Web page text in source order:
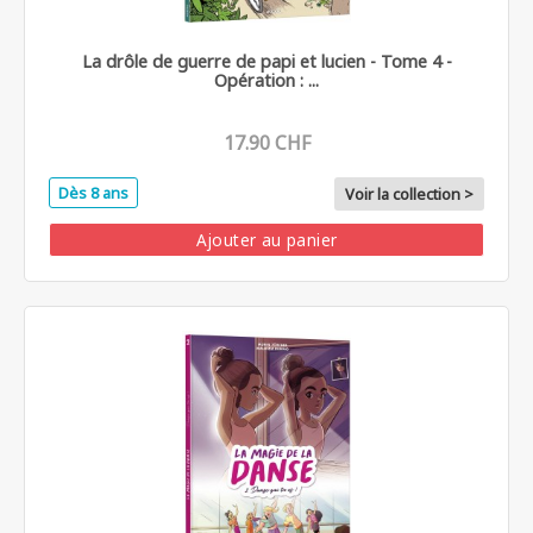
La drôle de guerre de papi et lucien - Tome 4 -
Opération : ...
17.90 CHF
Dès 8 ans Voir la collection >
Ajouter au panier